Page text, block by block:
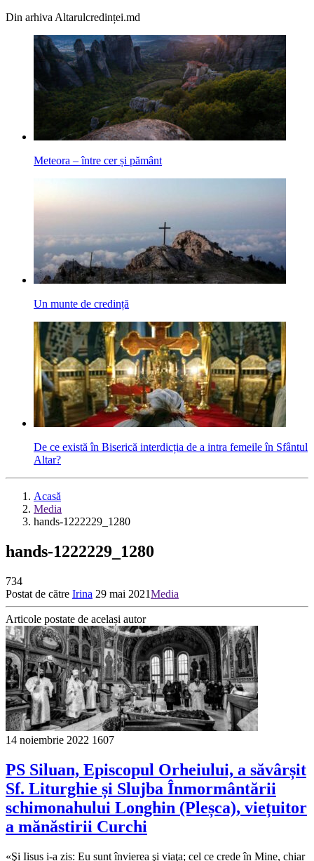
Din arhiva Altarulcredinței.md
Meteora – între cer și pământ
Un munte de credință
De ce există în Biserică interdicția de a intra femeile în Sfântul
Altar?
Acasă
Media
hands-1222229_1280
hands-1222229_1280
734
Postat de către Irina 29 mai 2021Media
Articole postate de același autor
14 noiembrie 2022 1607
PS Siluan, Episcopul Orheiului, a săvârșit
Sf. Liturghie și Slujba Înmormântării
schimonahului Longhin (Pleșca), viețuitor
a mănăstirii Curchi
«Şi Iisus i-a zis: Eu sunt învierea şi viaţa; cel ce crede în Mine, chiar